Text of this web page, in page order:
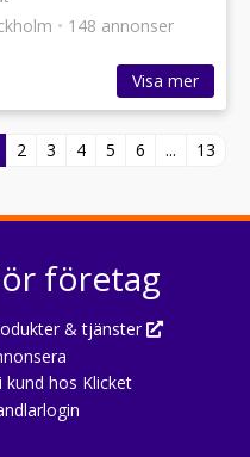
• 148 annonser
Visa mer
2 3 4 5 6 ... 13
företag
& tjänster
kund hos Klicket